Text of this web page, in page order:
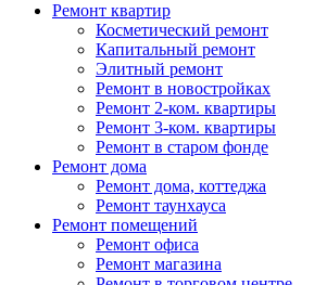
Ремонт квартир
Косметический ремонт
Капитальный ремонт
Элитный ремонт
Ремонт в новостройках
Ремонт 2-ком. квартиры
Ремонт 3-ком. квартиры
Ремонт в старом фонде
Ремонт дома
Ремонт дома, коттеджа
Ремонт таунхауса
Ремонт помещений
Ремонт офиса
Ремонт магазина